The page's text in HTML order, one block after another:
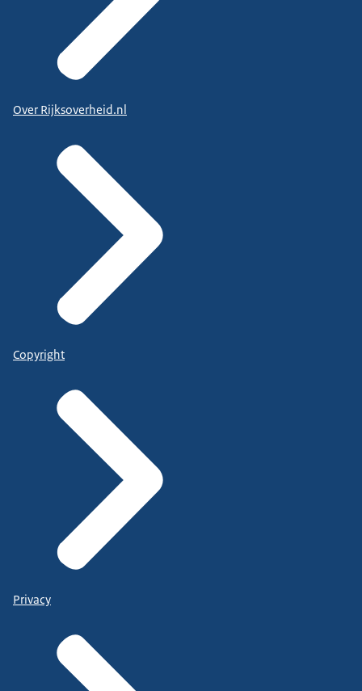
Over Rijksoverheid.nl
Copyright
Privacy